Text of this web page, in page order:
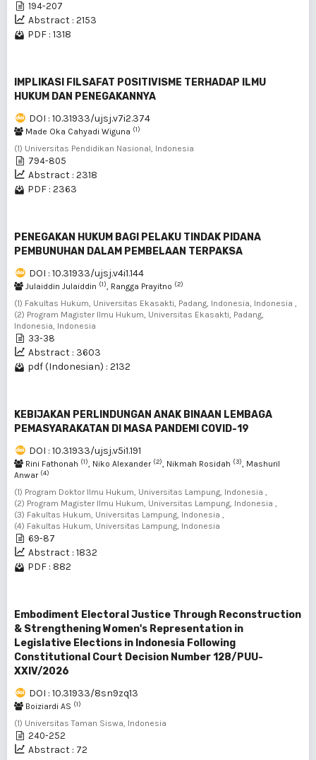
194-207
Abstract : 2153
PDF : 1318
IMPLIKASI FILSAFAT POSITIVISME TERHADAP ILMU
HUKUM DAN PENEGAKANNYA
DOI : 10.31933/ujsj.v7i2.374
Made Oka Cahyadi Wiguna (1)
(1) Universitas Pendidikan Nasional, Indonesia
794-805
Abstract : 2318
PDF : 2363
PENEGAKAN HUKUM BAGI PELAKU TINDAK PIDANA
PEMBUNUHAN DALAM PEMBELAAN TERPAKSA
DOI : 10.31933/ujsj.v4i1.144
Julaiddin Julaiddin (1), Rangga Prayitno (2)
(1) Fakultas Hukum, Universitas Ekasakti, Padang, Indonesia, Indonesia ,
(2) Program Magister Ilmu Hukum, Universitas Ekasakti, Padang,
Indonesia, Indonesia
33-38
Abstract : 3603
pdf (Indonesian) : 2132
KEBIJAKAN PERLINDUNGAN ANAK BINAAN LEMBAGA
PEMASYARAKATAN DI MASA PANDEMI COVID-19
DOI : 10.31933/ujsj.v5i1.191
Rini Fathonah (1), Niko Alexander (2), Nikmah Rosidah (3), Mashuril
Anwar (4)
(1) Program Doktor Ilmu Hukum, Universitas Lampung, Indonesia ,
(2) Program Magister Ilmu Hukum, Universitas Lampung, Indonesia ,
(3) Fakultas Hukum, Universitas Lampung, Indonesia ,
(4) Fakultas Hukum, Universitas Lampung, Indonesia
69-87
Abstract : 1832
PDF : 882
Embodiment Electoral Justice Through Reconstruction
& Strengthening Women's Representation in
Legislative Elections in Indonesia Following
Constitutional Court Decision Number 128/PUU-
XXIV/2026
DOI : 10.31933/8sn9zq13
Boiziardi AS (1)
(1) Universitas Taman Siswa, Indonesia
240-252
Abstract : 72